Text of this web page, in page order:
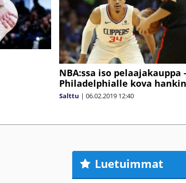
NBA:ssa iso pelaajakauppa
Philadelphialle kova
Salttu | 06.02.2019 12:40
Luetuimmat